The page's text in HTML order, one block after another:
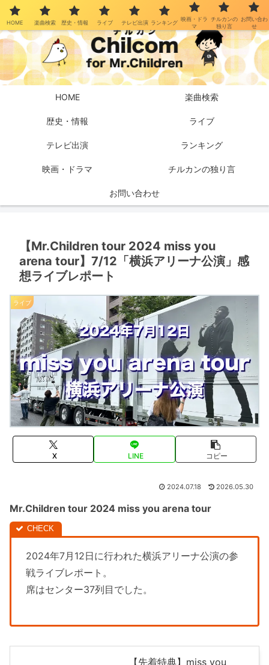
HOME 楽曲検索
歴史・情報 ライブ
テレビ出演 ランキング
映画・ドラマ チルカンの独り言
お問い合わせ
【Mr.Children tour 2024 miss you
arena tour】7/12「横浜アリーナ公演」感
想ライブレポート
ライブ
X LINE コピー
2024.07.18 2026.05.30
Mr.Children tour 2024 miss you arena tour
2024年7月12日に行われた横浜アリーナ公演の参
戦ライブレポート。
席はセンター37列目でした。
【先着特典】miss you
HOME 楽曲検索 歴史・情報 ライブ テレビ出演 ランキング
映画・ドラ
マ
チルカンの
独り言
お問い合わ
せ